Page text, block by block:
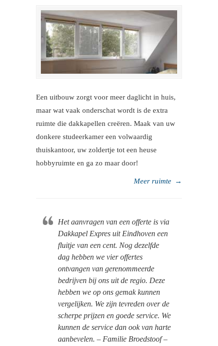
Een uitbouw zorgt voor meer daglicht in huis,
maar wat vaak onderschat wordt is de extra
ruimte die dakkapellen creëren. Maak van uw
donkere studeerkamer een volwaardig
thuiskantoor, uw zoldertje tot een heuse
hobbyruimte en ga zo maar door!
Meer ruimte →
Het aanvragen van een offerte is via
Dakkapel Expres uit Eindhoven een
fluitje van een cent. Nog dezelfde
dag hebben we vier offertes
ontvangen van gerenommeerde
bedrijven bij ons uit de regio. Deze
hebben we op ons gemak kunnen
vergelijken. We zijn tevreden over de
scherpe prijzen en goede service. We
kunnen de service dan ook van harte
aanbevelen. – Familie Broedstoof –